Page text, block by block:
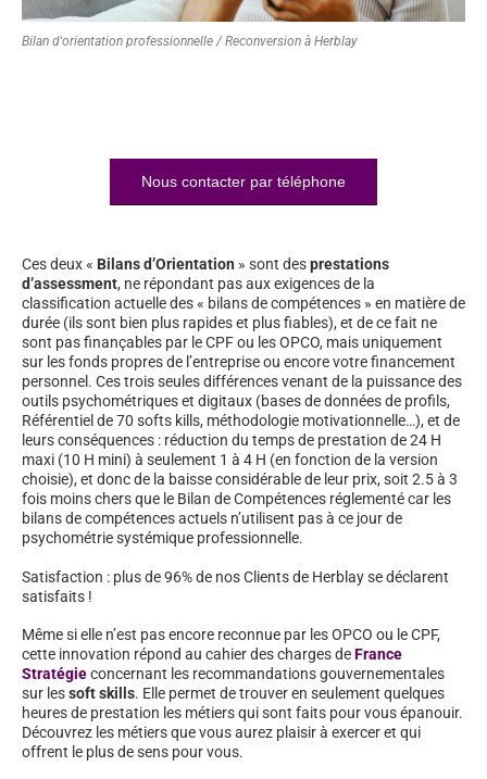
Bilan d'orientation professionnelle / Reconversion à Herblay
Nous contacter par téléphone
Ces deux « Bilans d’Orientation » sont desprestations
d’assessment, ne répondant pas aux exigences de la
classification actuelle des « bilans de compétences » en matière de
durée (ils sont bien plus rapides et plus fiables), et de ce fait ne
sont pas finançables par le CPF ou les OPCO, mais uniquement
sur les fonds propres de l’entreprise ou encore votre financement
personnel. Ces trois seules différences venant de la puissance des
outils psychométriques et digitaux (bases de données de profils,
Référentiel de 70 softs kills, méthodologie motivationnelle…), et de
leurs conséquences : réduction du temps de prestation de 24 H
maxi (10 H mini) à seulement 1 à 4 H (en fonction de la version
choisie), et donc de la baisse considérable de leur prix, soit 2.5 à 3
fois moins chers que le Bilan de Compétences réglementé car les
bilans de compétences actuels n’utilisent pas à ce jour de
psychométrie systémique professionnelle.
Satisfaction : plus de 96% de nos Clients de Herblay se déclarent
satisfaits !
Même si elle n’est pas encore reconnue par les OPCO ou le CPF,
cette innovation répond au cahier des charges deFrance
Stratégieconcernant les recommandations gouvernementales
sur lessoft skills. Elle permet de trouver en seulement quelques
heures de prestation les métiers qui sont faits pour vous épanouir.
Découvrez les métiers que vous aurez plaisir à exercer et qui
offrent le plus de sens pour vous.